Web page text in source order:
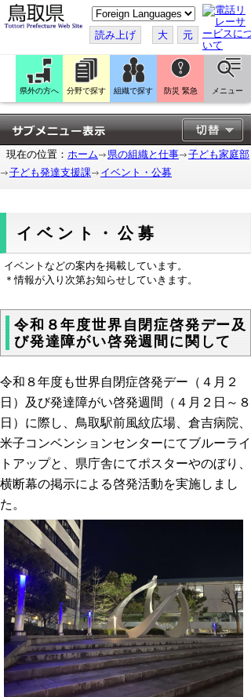
こ
の
ペ
ー
ジ
翻
訳
す
る
読み上げ 大 元
県外の方へ 分野で探す 組織で探す 防災 緊急 メニュー
現在の位置： ホーム 県の組織と仕事
子ども家庭部
子ども発達支援課
イベント・公募
イベント・公募
イベントなどの案内を掲載しています。
＊情報が入り次第お知らせしていきます。
令和８年度世界自閉症啓発デー及
び発達障がい啓発週間に関して
令和８年度も世界自閉症啓発デー（４月２
日）及び発達障がい啓発週間（４月２日～８
日）に際し、鳥取駅前風紋広場、倉吉病院、
米子コンベンションセンターにてブルーライ
トアップと、県庁舎にてポスターやのぼり、
横断幕の掲示による啓発活動を実施しまし
た。